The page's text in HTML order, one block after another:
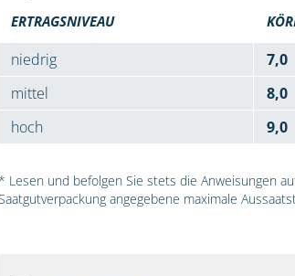
ERTRAGSNIVEAU
niedrig
7,0
mittel
8,0
hoch
9,0
Lesen und befolgen Sie stets die Anweisungen
angegebene maximale